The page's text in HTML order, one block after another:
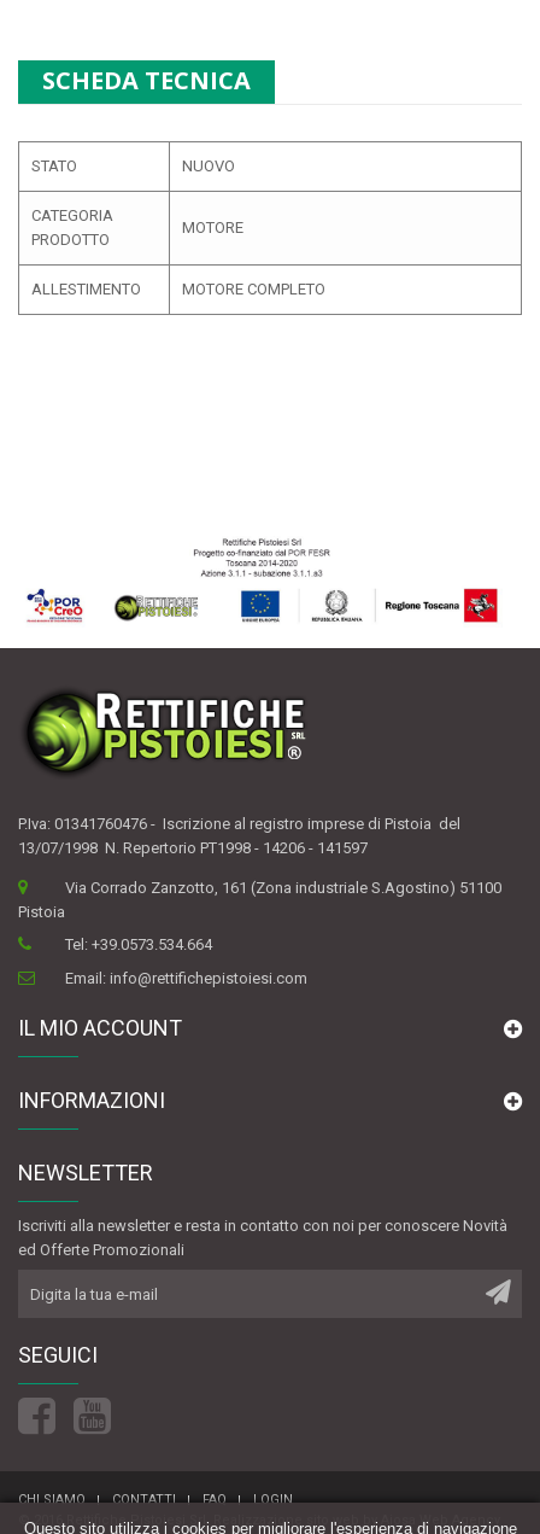
SCHEDA TECNICA
STATO NUOVO
CATEGORIA
PRODOTTO
MOTORE
ALLESTIMENTO MOTORE COMPLETO
P.Iva: 01341760476 - Iscrizione al registro imprese di Pistoia del
13/07/1998 N. Repertorio PT1998 - 14206 - 141597
Via Corrado Zanzotto, 161 (Zona industriale S.Agostino) 51100
Pistoia
Tel:+39.0573.534.664
Email:info@rettifichepistoiesi.com
IL MIO ACCOUNT
INFORMAZIONI
NEWSLETTER
Iscriviti alla newsletter e resta in contatto con noi per conoscere Novità
ed Offerte Promozionali
SEGUICI
CHI SIAMO CONTATTI FAQ
LOGIN
© 2016 Rettifiche Pistoiesi Srl.
Realizzazione sito web by Aiosa Web Agency
Questo sito utilizza i cookies per migliorare l'esperienza di navigazione